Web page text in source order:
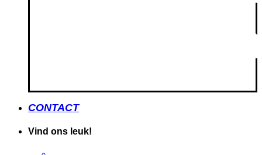
CONTACT
Vind ons leuk!